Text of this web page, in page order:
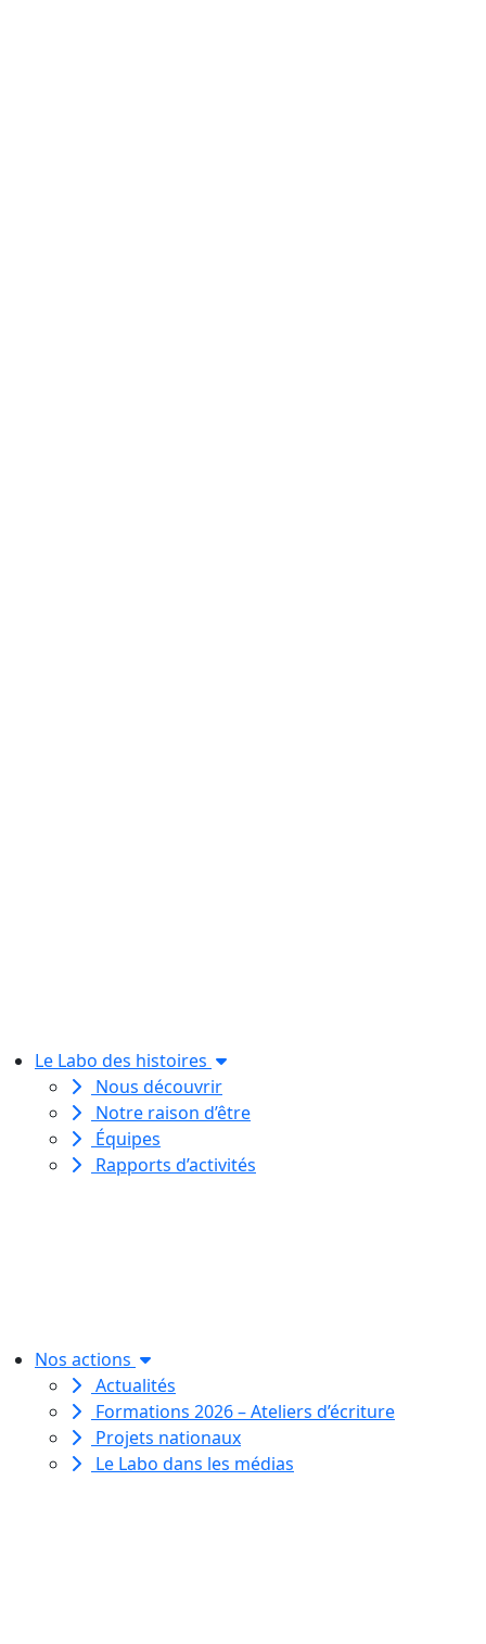
Le Labo des histoires
Nous découvrir
Notre raison d’être
Équipes
Rapports d’activités
Nos actions
Actualités
Formations 2026 – Ateliers d’écriture
Projets nationaux
Le Labo dans les médias